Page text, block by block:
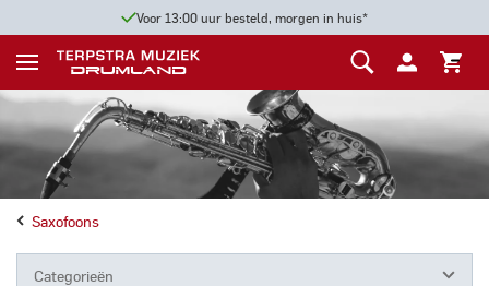
Voor 13:00 uur besteld, morgen in huis*
Saxofoons
Categorieën